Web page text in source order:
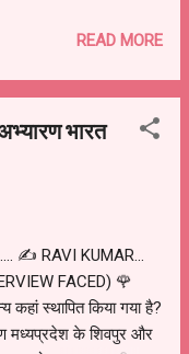
: रवि सर ✍️ कई अलग-
से संग्रहित. BY.....
01/21 से 31/01/21
राष्ट्रीय 🌹 1)
संगमा के द्वारा इस
आशा व्यक्त की गयी है
में पर्यटन और आर्थिक
आभासी राष्ट्रीय महोत्स्व
किया गया ? *
READ MORE
भारत
✍️ RAVI KUMAR...
FACED) 🌹
कहां स्थापित किया गया है?
मध्यप्रदेश के शिवपुर और